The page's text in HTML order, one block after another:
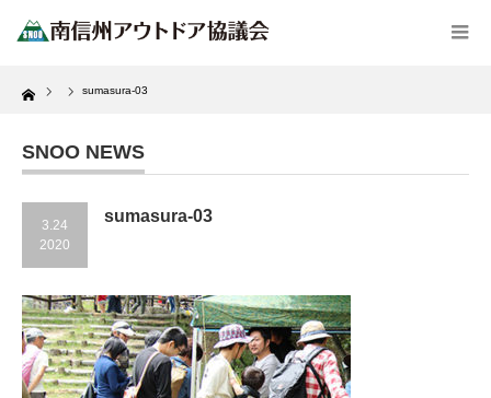
Home sumasura-03
SNOO NEWS
3.24
2020
sumasura-03